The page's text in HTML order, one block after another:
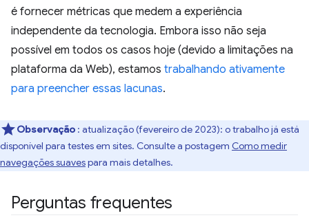
é fornecer métricas que medem a experiência
independente da tecnologia. Embora isso não seja
possível em todos os casos hoje (devido a limitações na
plataforma da Web), estamos trabalhando ativamente
para preencher essas lacunas.
Observação : atualização (fevereiro de 2023): o trabalho já está
disponível para testes em sites. Consulte a postagem Como medir
navegações suavespara mais detalhes.
Perguntas frequentes